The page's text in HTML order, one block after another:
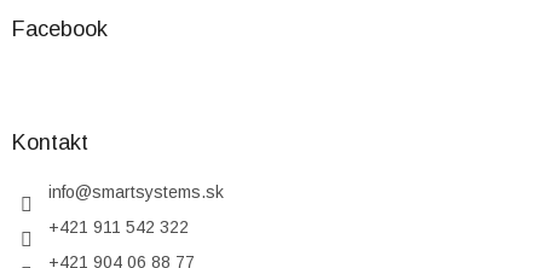
Facebook
Kontakt
info@smartsystems.sk
+421 911 542 322
+421 904 06 88 77